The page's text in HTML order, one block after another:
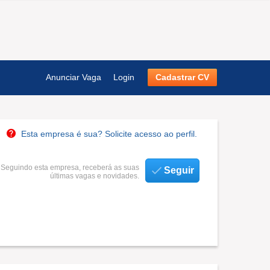
Anunciar Vaga Login Cadastrar CV
Esta empresa é sua? Solicite acesso ao perfil.
Seguindo esta empresa, receberá as suas
últimas vagas e novidades.
Seguir